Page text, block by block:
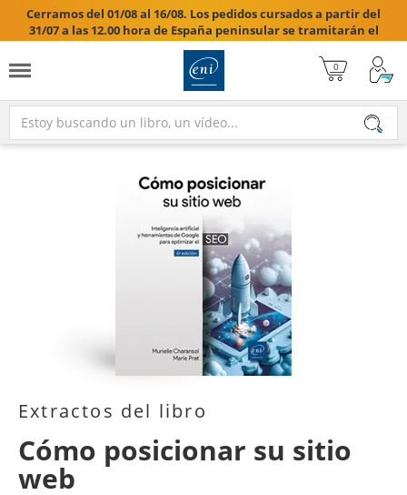
Cerramos del 01/08 al 16/08. Los pedidos cursados a partir del
31/07 a las 12.00 hora de España peninsular se tramitarán el
17/08/2026.

Extractos del libro
Cómo posicionar su sitio
web